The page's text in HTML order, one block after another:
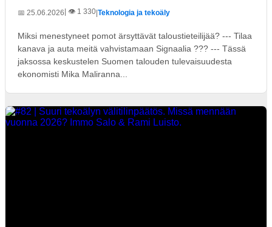
📅 25.06.2026 | 👁️ 1 330|Teknologia ja tekoäly
Miksi menestyneet pomot ärsyttävät taloustieteilijää? --- Tilaa
kanava ja auta meitä vahvistamaan Signaalia ??? --- Tässä
jaksossa keskustelen Suomen talouden tulevaisuudesta
ekonomisti Mika Maliranna...